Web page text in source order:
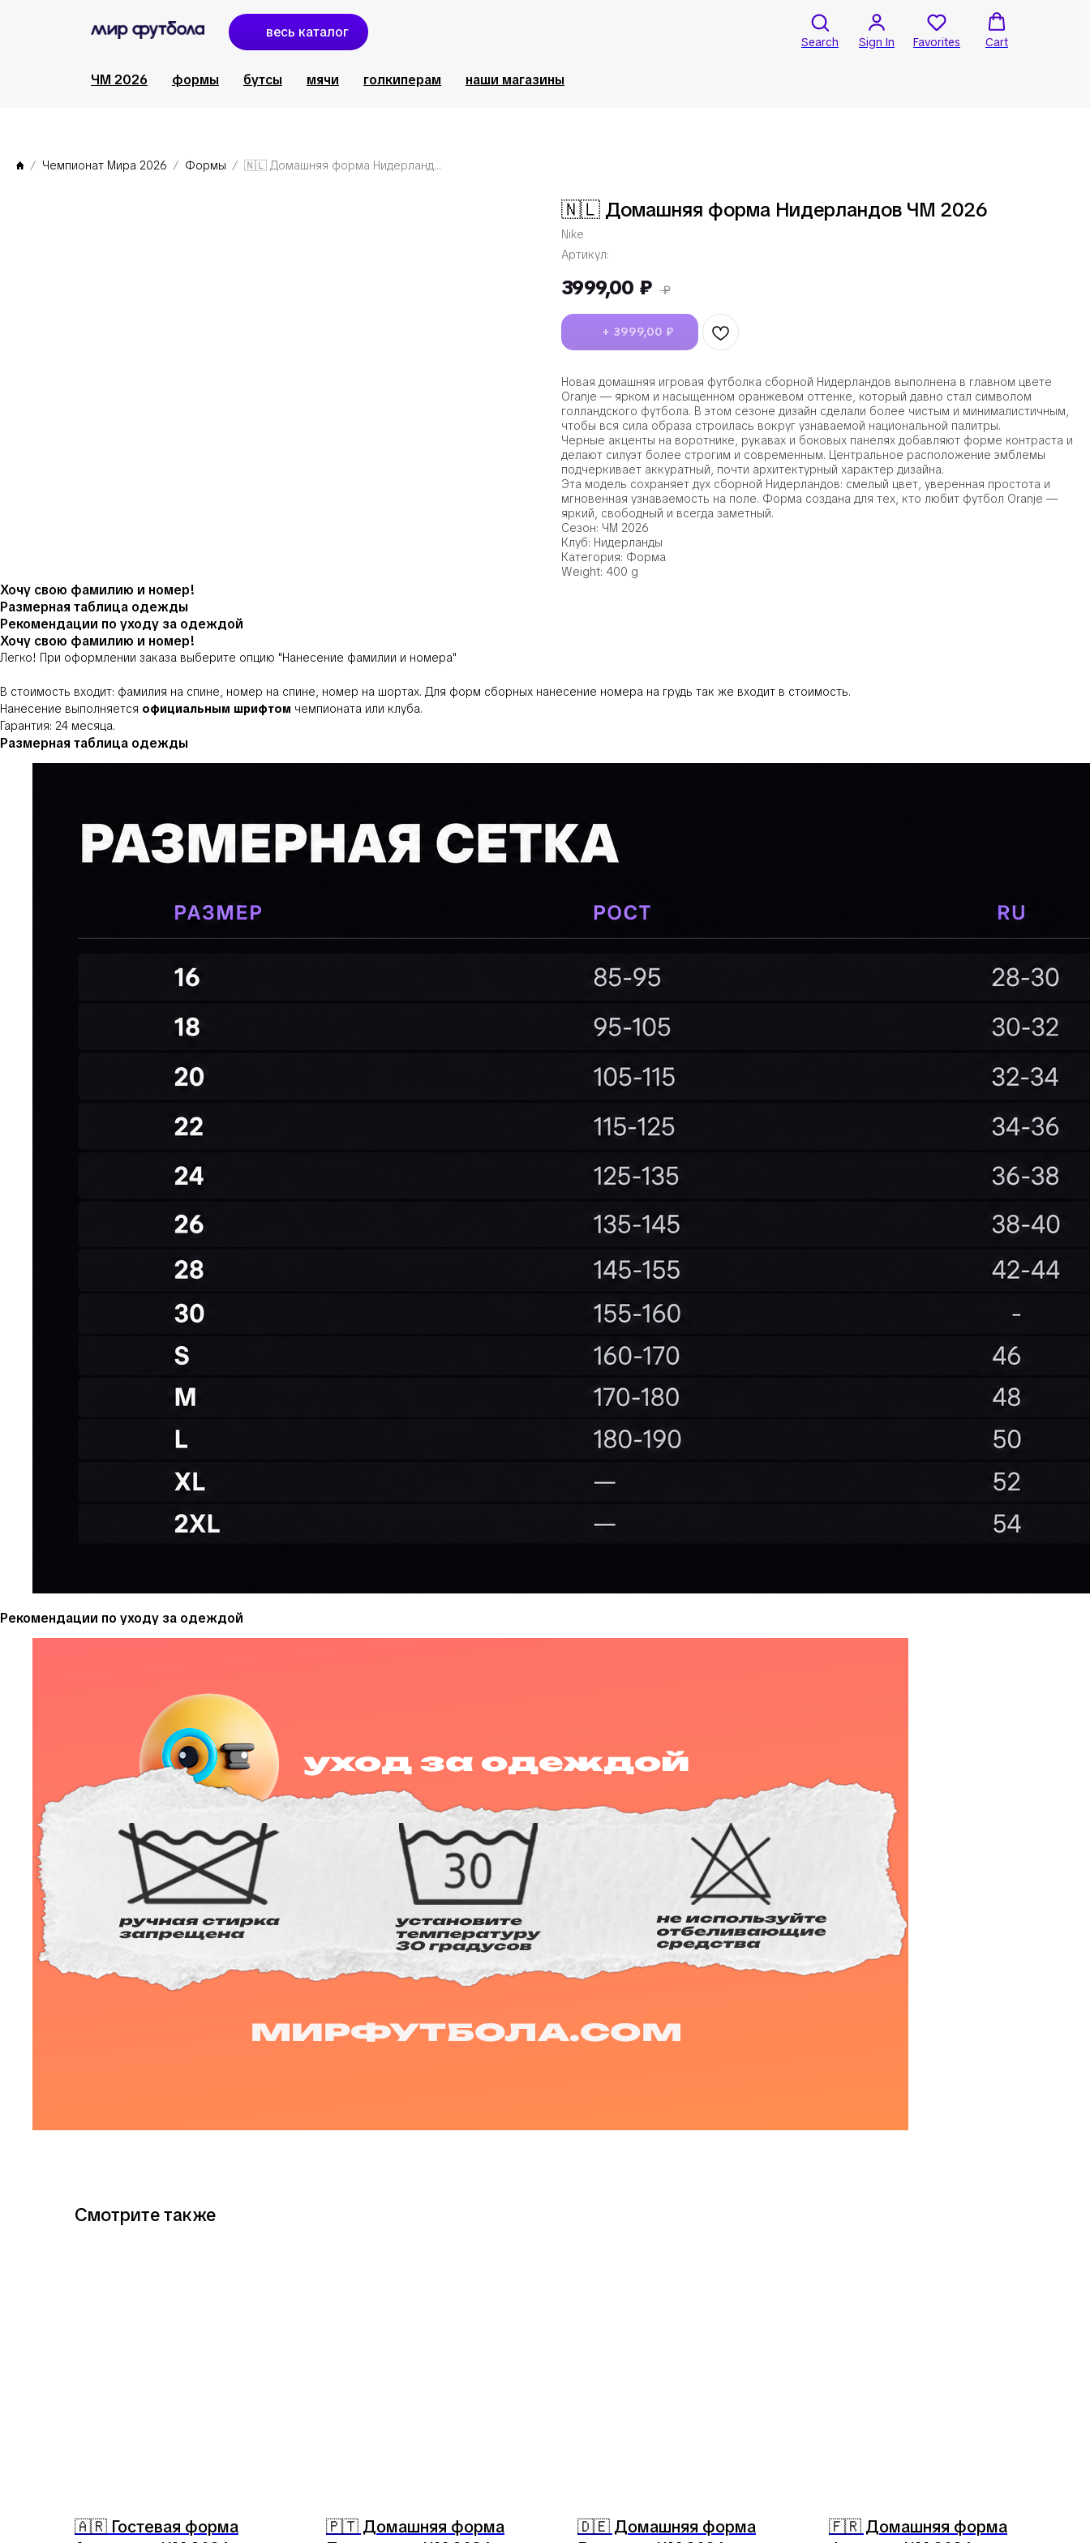
весь каталог
Search Sign In Favorites Cart
ЧМ 2026 формы бутсы мячи голкиперам наши магазины
Чемпионат Мира 2026 Формы 🇳🇱 Домашняя форма Нидерландов ЧМ 2026
🇳🇱 Домашняя форма Нидерландов ЧМ 2026
Nike
Артикул:
3999,00 ₽ ₽
+ 3999,00 ₽
Новая домашняя игровая футболка сборной Нидерландов выполнена в главном цвете
Oranje — ярком и насыщенном оранжевом оттенке, который давно стал символом
голландского футбола. В этом сезоне дизайн сделали более чистым и минималистичным,
чтобы вся сила образа строилась вокруг узнаваемой национальной палитры.
Черные акценты на воротнике, рукавах и боковых панелях добавляют форме контраста и
делают силуэт более строгим и современным. Центральное расположение эмблемы
подчеркивает аккуратный, почти архитектурный характер дизайна.
Эта модель сохраняет дух сборной Нидерландов: смелый цвет, уверенная простота и
мгновенная узнаваемость на поле. Форма создана для тех, кто любит футбол Oranje —
яркий, свободный и всегда заметный.
Сезон: ЧМ 2026
Клуб: Нидерланды
Категория: Форма
Weight: 400 g
Хочу свою фамилию и номер!
Размерная таблица одежды
Рекомендации по уходу за одеждой
Хочу свою фамилию и номер!
Легко! При оформлении заказа выберите опцию "Нанесение фамилии и номера"
В стоимость входит: фамилия на спине, номер на спине, номер на шортах. Для форм сборных нанесение номера на грудь так же входит в стоимость.
Нанесение выполняется официальным шрифтом чемпионата или клуба.
Гарантия: 24 месяца.
Размерная таблица одежды
Рекомендации по уходу за одеждой
Смотрите также
🇦🇷 Гостевая форма
🇵🇹 Домашняя форма
🇩🇪 Домашняя форма
🇫🇷 Домашняя форма